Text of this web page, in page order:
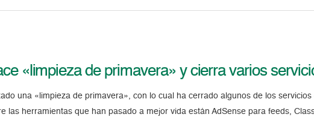
«limpieza de primavera» y cierra varios
una «limpieza de primavera», con lo cual ha cerrado algunos de los
las herramientas que han pasado a mejor vida están AdSense para feeds,